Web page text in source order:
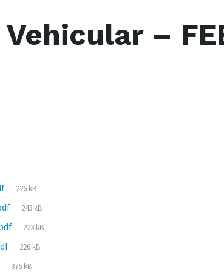
–
File
226 kB
File
243 kB
File
223 kB
File
226 kB
File
376 kB